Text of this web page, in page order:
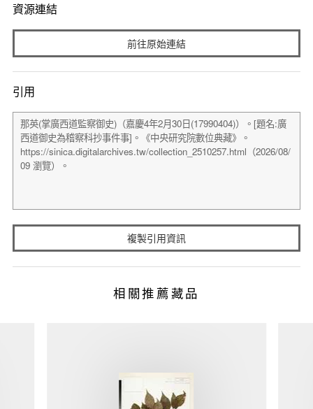
資源連結
前往原始連結
引用
複製引用資訊
相關推薦藏品